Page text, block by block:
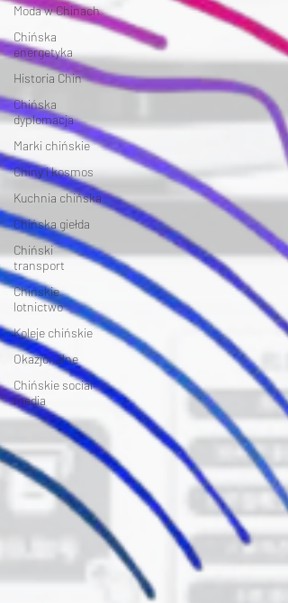
Moda w Chinach
Chińska
energetyka
Historia Chin
Chińska
dyplomacja
Marki chińskie
Chiny i kosmos
Kuchnia chińska
Chińska giełda
Chiński
transport
Chińskie
lotnictwo
Koleje chińskie
Okazjonalne
Chińskie social
media